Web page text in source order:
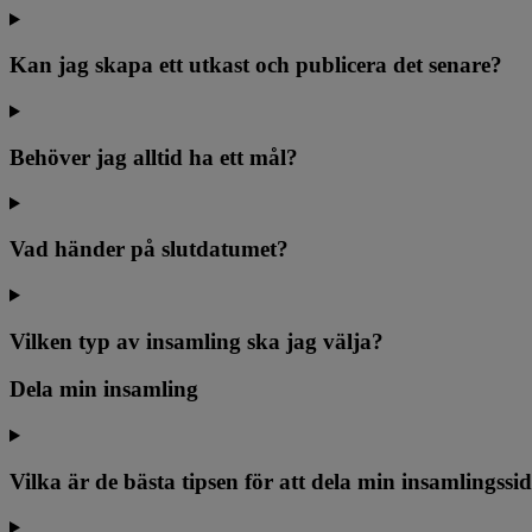
Kan jag skapa ett utkast och publicera det senare?
Behöver jag alltid ha ett mål?
Vad händer på slutdatumet?
Vilken typ av insamling ska jag välja?
Dela min insamling
Vilka är de bästa tipsen för att dela min